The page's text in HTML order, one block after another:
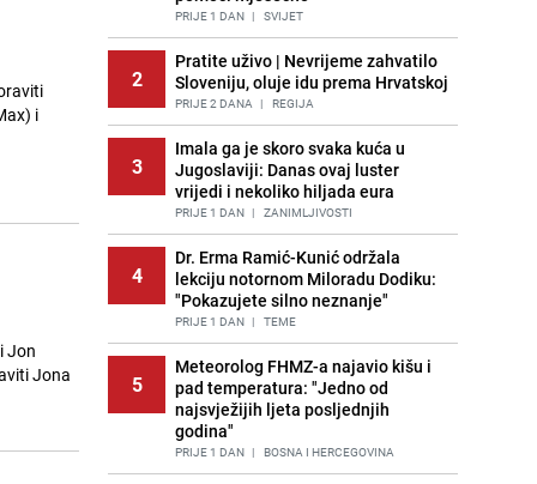
i
Jon
Jona
PRIJE 1 DAN | SVIJET
2
Pratite uživo | Nevrijeme zahvatilo
Sloveniju, oluje idu prema Hrvatskoj
PRIJE 2 DANA | REGIJA
3
Imala ga je skoro svaka kuća u
Jugoslaviji: Danas ovaj luster
vrijedi i nekoliko hiljada eura
PRIJE 1 DAN | ZANIMLJIVOSTI
4
Dr. Erma Ramić-Kunić održala
lekciju notornom Miloradu Dodiku:
"Pokazujete silno neznanje"
PRIJE 1 DAN | TEME
5
Meteorolog FHMZ-a najavio kišu i
pad temperatura: "Jedno od
najsvježijih ljeta posljednjih
godina"
PRIJE 1 DAN | BOSNA I HERCEGOVINA